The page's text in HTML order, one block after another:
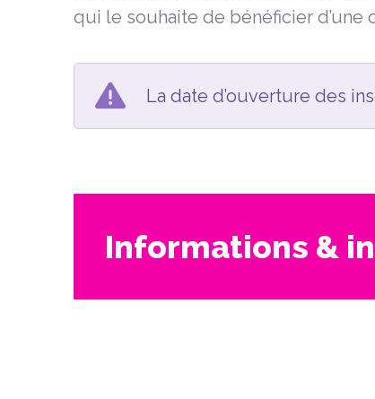
qui le souhaite de bénéficier d’une
La date d’ouverture des
Informations &